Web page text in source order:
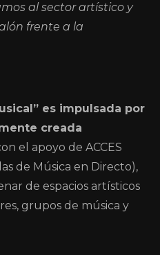
al sector artístico y
frente a la
es impulsada por
creada
el apoyo de ACCES
de Música en Directo),
de espacios artísticos
grupos de música y